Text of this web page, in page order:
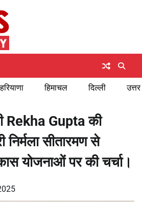
हरियाणा हिमाचल दिल्ली
Rekha Gupta की
निर्मला सीतारमण से
योजनाओं पर की चर्चा।